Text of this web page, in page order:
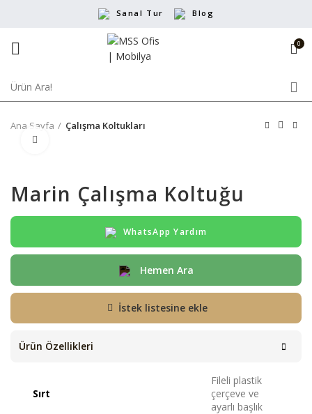
Sanal Tur Blog
0
Ana Sayfa
Çalışma Koltukları
Marin Çalışma Koltuğu
WhatsApp Yardım
Hemen Ara
İstek listesine ekle
Ürün Özellikleri
Sırt
Fileli plastik
çerçeve ve
ayarlı başlık